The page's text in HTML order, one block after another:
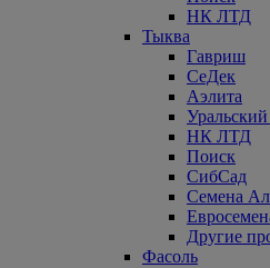
НК ЛТД
Тыква
Гавриш
СеДек
Аэлита
НК ЛТД
Поиск
СибСад
Семена
Другие
Фасоль